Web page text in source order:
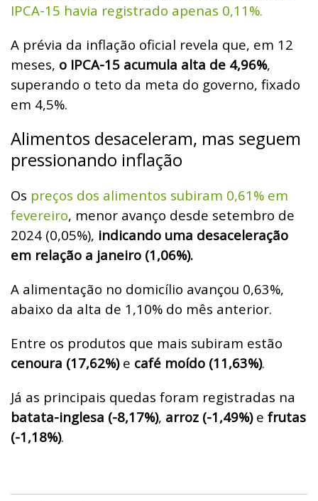
IPCA-15 havia registrado apenas 0,11%.
A prévia da inflação oficial revela que, em 12
meses, o IPCA-15 acumula alta de 4,96%,
superando o teto da meta do governo, fixado
em 4,5%.
Alimentos desaceleram, mas seguem
pressionando inflação
Os preços dos alimentos subiram 0,61% em
fevereiro, menor avanço desde setembro de
2024 (0,05%), indicando uma desaceleração
em relação a janeiro (1,06%).
A alimentação no domicílio avançou 0,63%,
abaixo da alta de 1,10% do mês anterior.
Entre os produtos que mais subiram estão
cenoura (17,62%)e café moído (11,63%).
Já as principais quedas foram registradas na
batata-inglesa (-8,17%), arroz (-1,49%)e frutas
(-1,18%).